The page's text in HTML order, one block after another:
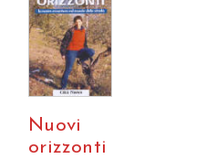
Nuovi
orizzonti